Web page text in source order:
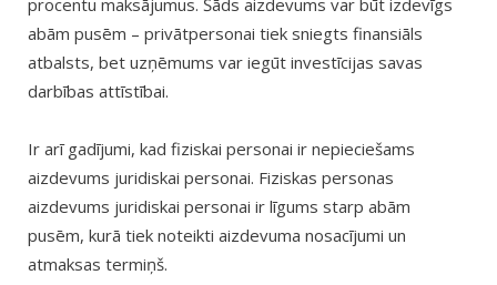
abām pusēm – privātpersonai tiek sniegts finansiāls
atbalsts, bet uzņēmums var iegūt investīcijas savas
darbības attīstībai.
Ir arī gadījumi, kad fiziskai personai ir nepieciešams
aizdevums juridiskai personai. Fiziskas personas
aizdevums juridiskai personai ir līgums starp abām
pusēm, kurā tiek noteikti aizdevuma nosacījumi un
atmaksas termiņš.